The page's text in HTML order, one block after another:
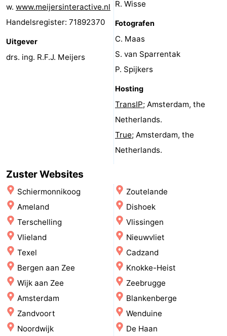
Egmond
Kustpark
aan
Last
Zien
Uitkijkpunten
Attracties
-
Speeltuinen
-
Minigolfbanen
Dorpen
&
Steden
Natuur
Sporten
-
Zwembaden
-
w. www.meijersinteractive.nl
Handelsregister: 71892370
Uitgever
drs. ing. R.F.J. Meijers
R. Wisse
Fotografen
C. Maas
S. van Sparrentak
P. Spijkers
Hosting
TransIP; Amsterdam, the
Netherlands.
True; Amsterdam, the
Netherlands.
Zuster Websites
Schiermonnikoog
Ameland
Terschelling
Vlieland
Texel
Bergen aan Zee
Wijk aan Zee
Amsterdam
Zandvoort
Noordwijk
Zoutelande
Dishoek
Vlissingen
Nieuwvliet
Cadzand
Knokke-Heist
Zeebrugge
Blankenberge
Wenduine
De Haan